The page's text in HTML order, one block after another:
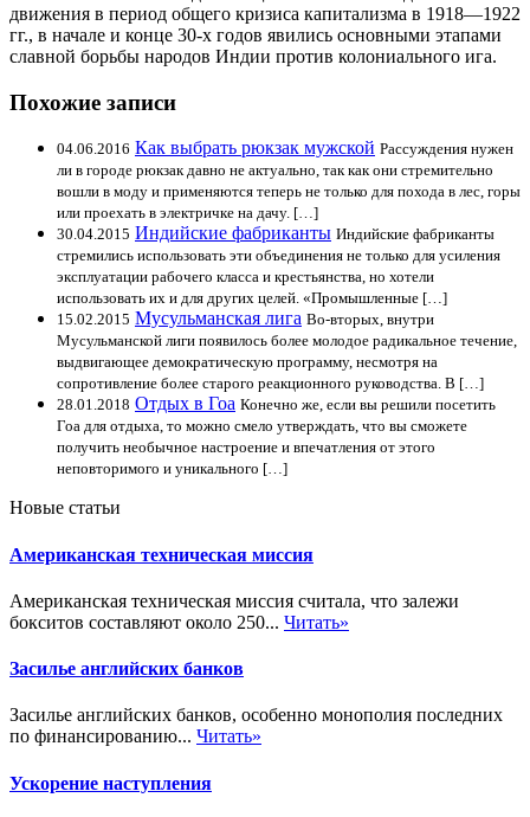
движения в период общего кризиса капитализма в 1918—1922
гг., в начале и конце 30-х годов явились основными этапами
славной борьбы народов Индии против колониального ига.
Похожие записи
04.06.2016 Как выбрать рюкзак мужской Рассуждения нужен
ли в городе рюкзак давно не актуально, так как они стремительно
вошли в моду и применяются теперь не только для похода в лес, горы
или проехать в электричке на дачу. […]
30.04.2015 Индийские фабриканты Индийские фабриканты
стремились использовать эти объединения не только для усиления
эксплуатации рабочего класса и крестьянства, но хотели
использовать их и для других целей. «Промышленные […]
15.02.2015 Мусульманская лига Во-вторых, внутри
Мусульманской лиги появилось более молодое радикальное течение,
выдвигающее демократическую программу, несмотря на
сопротивление более старого реакционного руководства. В […]
28.01.2018 Отдых в Гоа Конечно же, если вы решили посетить
Гоа для отдыха, то можно смело утверждать, что вы сможете
получить необычное настроение и впечатления от этого
неповторимого и уникального […]
Новые статьи
Американская техническая миссия
Американская техническая миссия считала, что залежи
бокситов составляют около 250... Читать»
Засилье английских банков
Засилье английских банков, особенно монополия последних
по финансированию... Читать»
Ускорение наступления